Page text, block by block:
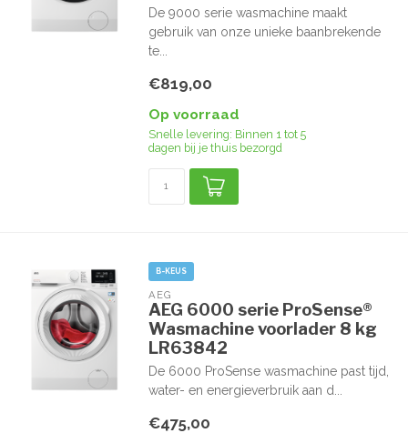
De 9000 serie wasmachine maakt
gebruik van onze unieke baanbrekende
te...
€819,00
Op voorraad
Snelle levering: Binnen 1 tot 5
dagen bij je thuis bezorgd
B-KEUS
AEG
AEG 6000 serie ProSense®
Wasmachine voorlader 8 kg
LR63842
De 6000 ProSense wasmachine past tijd,
water- en energieverbruik aan d...
€475,00